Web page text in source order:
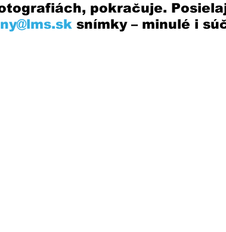
pokračuje.
snímky – minulé i